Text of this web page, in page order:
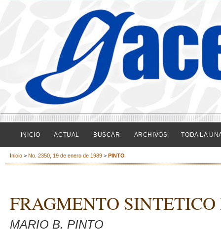
INICIO ACTUAL BUSCAR ARCHIVOS TODA LA
Inicio > No. 2350, 19 de enero de 1989 > PINTO
FRAGMENTO
MARIO B. PINTO